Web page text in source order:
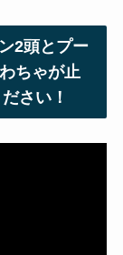
2頭とプー
ちゃが止
さい！